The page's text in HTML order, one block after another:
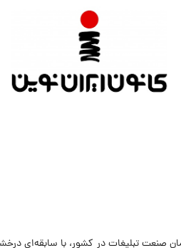
صنعت تبلیغات در کشور، با سابقه‌ای